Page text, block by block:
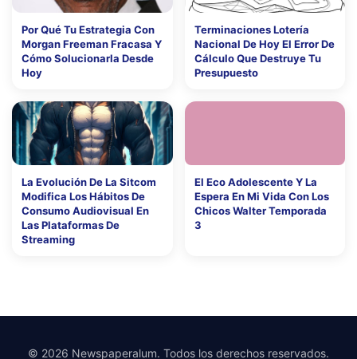
Por Qué Tu Estrategia Con
Morgan Freeman Fracasa Y
Cómo Solucionarla Desde
Hoy
Terminaciones Lotería
Nacional De Hoy El Error De
Cálculo Que Destruye Tu
Presupuesto
La Evolución De La Sitcom
Modifica Los Hábitos De
Consumo Audiovisual En
Las Plataformas De
Streaming
El Eco Adolescente Y La
Espera En Mi Vida Con Los
Chicos Walter Temporada
3
© 2026 Newspaperalum. Todos los derechos reservados.